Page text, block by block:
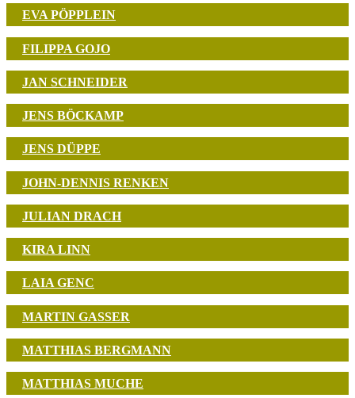
EVA PÖPPLEIN
FILIPPA GOJO
JAN SCHNEIDER
JENS BÖCKAMP
JENS DÜPPE
JOHN-DENNIS RENKEN
JULIAN DRACH
KIRA LINN
LAIA GENC
MARTIN GASSER
MATTHIAS BERGMANN
MATTHIAS MUCHE